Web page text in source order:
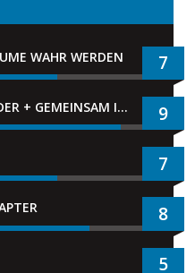
WAHR WERDEN 7
SUPER MARIO BROS. WONDER + GEMEINSAM IM BELLABEL-PARK 9
7
8
5